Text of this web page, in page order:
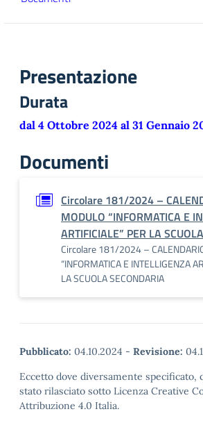
Presentazione
Durata
dal 4 Ottobre 2024 al 31 Gennaio
Documenti
Circolare 181/2024 –
MODULO “INFORMATICA E
ARTIFICIALE” PER LA
Circolare 181/2024 –
“INFORMATICA E INTELLIGENZA
LA SCUOLA SECONDARIA
Pubblicato: 04.10.2024 - Revisione:
Eccetto dove diversamente specificato,
stato rilasciato sotto Licenza Creative
Attribuzione 4.0 Italia.